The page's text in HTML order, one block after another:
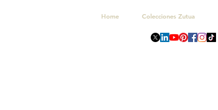
Home Colecciones Zutua